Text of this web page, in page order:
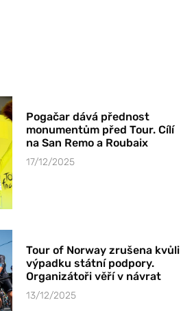
Pogačar dává přednost
monumentům před Tour. Cílí
na San Remo a Roubaix
17/12/2025
Tour of Norway zrušena kvůli
výpadku státní podpory.
Organizátoři věří v návrat
13/12/2025